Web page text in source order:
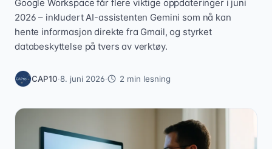
Google Workspace får flere viktige oppdateringer i juni
2026 – inkludert AI-assistenten Gemini som nå kan
hente informasjon direkte fra Gmail, og styrket
databeskyttelse på tvers av verktøy.
CAP10·8. juni 2026· 2 min lesning